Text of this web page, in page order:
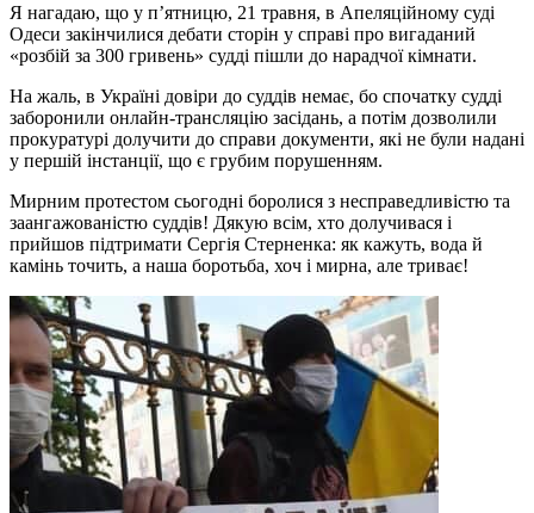
Я нагадаю, що у п’ятницю, 21 травня, в Апеляційному суді
Одеси закінчилися дебати сторін у справі про вигаданий
«розбій за 300 гривень» судді пішли до нарадчої кімнати.
На жаль, в Україні довіри до суддів немає, бо спочатку судді
заборонили онлайн-трансляцію засідань, а потім дозволили
прокуратурі долучити до справи документи, які не були надані
у першій інстанції, що є грубим порушенням.
Мирним протестом сьогодні боролися з несправедливістю та
заангажованістю суддів! Дякую всім, хто долучивася і
прийшов підтримати Сергія Стерненка: як кажуть, вода й
камінь точить, а наша боротьба, хоч і мирна, але триває!